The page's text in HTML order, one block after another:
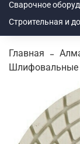
Сварочное
Строительная и
Главная